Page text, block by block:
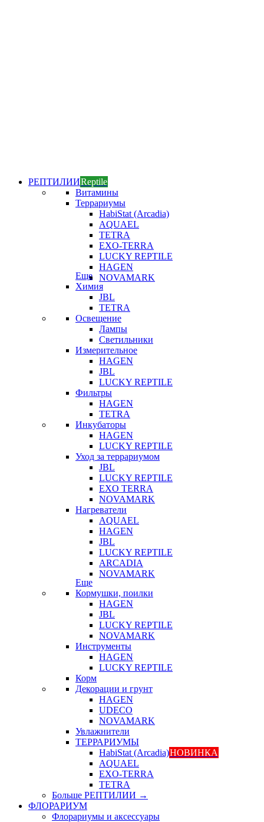
РЕПТИЛИИReptile
Витамины
Террариумы
HabiStat (Arcadia)
AQUAEL
TETRA
EXO-TERRA
LUCKY REPTILE
HAGEN
NOVAMARK
Еще
Химия
JBL
TETRA
Освещение
Лампы
Светильники
Измерительное
HAGEN
JBL
LUCKY REPTILE
Фильтры
HAGEN
TETRA
Инкубаторы
HAGEN
LUCKY REPTILE
Уход за террариумом
JBL
LUCKY REPTILE
EXO TERRA
NOVAMARK
Нагреватели
AQUAEL
HAGEN
JBL
LUCKY REPTILE
ARCADIA
NOVAMARK
Еще
Кормушки, поилки
HAGEN
JBL
LUCKY REPTILE
NOVAMARK
Инструменты
HAGEN
LUCKY REPTILE
Корм
Декорации и грунт
HAGEN
UDECO
NOVAMARK
Увлажнители
ТЕРРАРИУМЫ
HabiStat (Arcadia)НОВИНКА
AQUAEL
EXO-TERRA
TETRA
Больше РЕПТИЛИИ →
ФЛОРАРИУМ
Флорариумы и аксессуары